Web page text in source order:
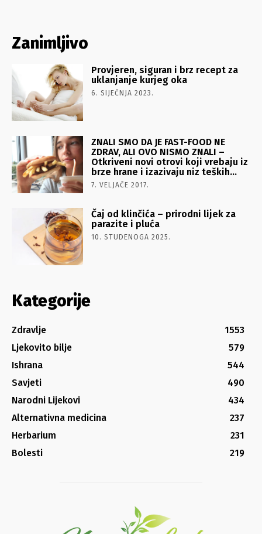
Zanimljivo
Provjeren, siguran i brz recept za
uklanjanje kurjeg oka
6. SIJEČNJA 2023.
ZNALI SMO DA JE FAST-FOOD NE
ZDRAV, ALI OVO NISMO ZNALI –
Otkriveni novi otrovi koji vrebaju iz
brze hrane i izazivaju niz teških...
7. VELJAČE 2017.
Čaj od klinčića – prirodni lijek za
parazite i pluća
10. STUDENOGA 2025.
Kategorije
Zdravlje
1553
Ljekovito bilje
579
Ishrana
544
Savjeti
490
Narodni Lijekovi
434
Alternativna medicina
237
Herbarium
231
Bolesti
219